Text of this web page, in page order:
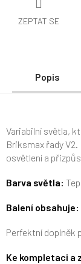
ZEPTAT SE
Popis
Variabilní světla,
Briksmax řady
osvětlení a
Barva světla:
Balení obsahuje:
Perfektní doplněk
Ke kompletaci a